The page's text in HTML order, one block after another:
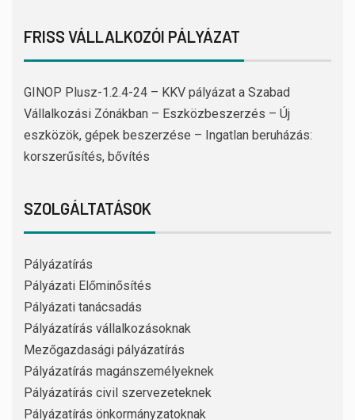
FRISS VÁLLALKOZÓI PÁLYÁZAT
GINOP Plusz-1.2.4-24 – KKV pályázat a Szabad
Vállalkozási Zónákban – Eszközbeszerzés – Új
eszközök, gépek beszerzése – Ingatlan beruházás:
korszerűsítés, bővítés
SZOLGÁLTATÁSOK
Pályázatírás
Pályázati Előminősítés
Pályázati tanácsadás
Pályázatírás vállalkozásoknak
Mezőgazdasági pályázatírás
Pályázatírás magánszemélyeknek
Pályázatírás civil szervezeteknek
Pályázatírás önkormányzatoknak